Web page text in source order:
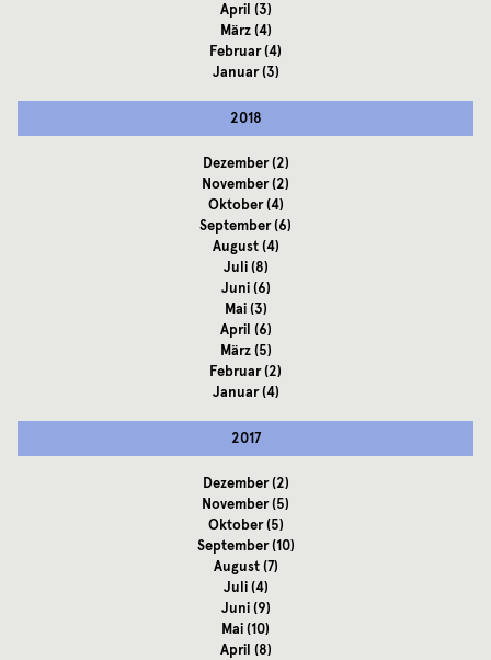
April (3)
März(4)
Februar(4)
Januar(3)
2018
Dezember(2)
November(2)
Oktober(4)
September(6)
August(4)
Juli(8)
Juni(6)
Mai(3)
April (6)
März(5)
Februar(2)
Januar(4)
2017
Dezember(2)
November(5)
Oktober(5)
September(10)
August(7)
Juli(4)
Juni(9)
Mai(10)
April (8)